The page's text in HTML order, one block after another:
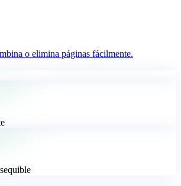
o elimina páginas fácilmente.